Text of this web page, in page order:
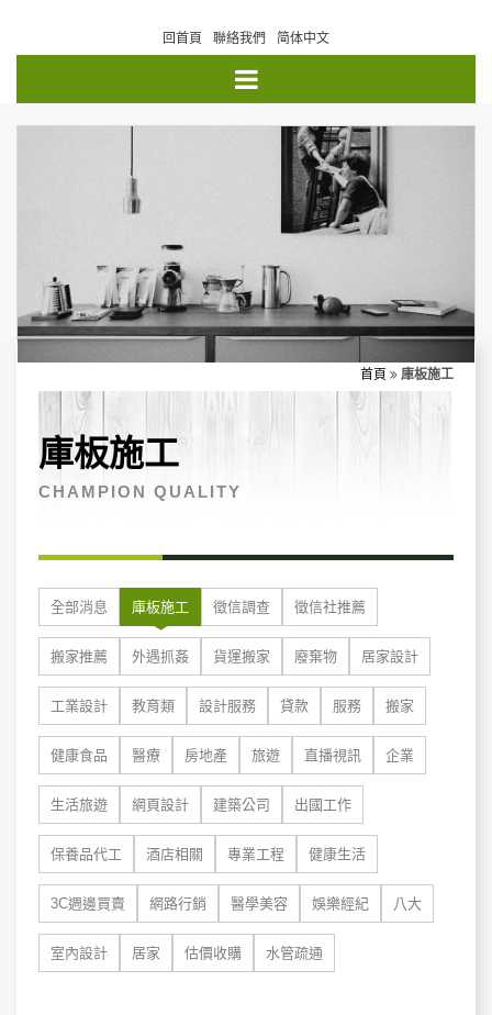
回首頁 聯絡我們 简体中文
首頁 庫板施工
庫板施工
CHAMPION QUALITY
全部消息 庫板施工 徵信調查 徵信社推薦
搬家推薦 外遇抓姦 貨運搬家 廢棄物 居家設計
工業設計 教育類 設計服務 貸款 服務 搬家
健康食品 醫療 房地產 旅遊 直播視訊 企業
生活旅遊 網頁設計 建築公司 出國工作
保養品代工 酒店相關 專業工程 健康生活
3C週邊買賣 網路行銷 醫學美容 娛樂經紀 八大
室內設計 居家 估價收購 水管疏通